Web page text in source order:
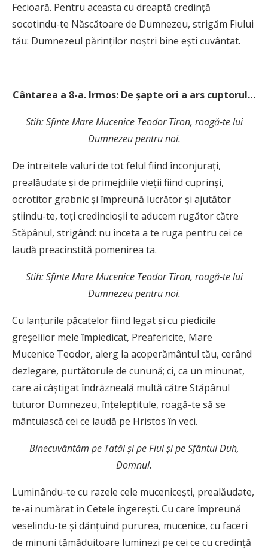
Fecioară. Pentru aceasta cu dreaptă credinţă
socotindu-te Născătoare de Dumnezeu, strigăm Fiului
tău: Dumnezeul părinţilor noştri bine eşti cuvântat.
Cântarea a 8-a. Irmos: De şapte ori a ars cuptorul…
Stih: Sfinte Mare Mucenice Teodor Tiron, roagă-te lui
Dumnezeu pentru noi.
De întreitele valuri de tot felul fiind înconjuraţi,
prealăudate şi de primejdiile vieţii fiind cuprinşi,
ocrotitor grabnic şi împreună lucrător şi ajutător
ştiindu-te, toţi credincioşii te aducem rugător către
Stăpânul, strigând: nu înceta a te ruga pentru cei ce
laudă preacinstită pomenirea ta.
Stih: Sfinte Mare Mucenice Teodor Tiron, roagă-te lui
Dumnezeu pentru noi.
Cu lanţurile păcatelor fiind legat şi cu piedicile
greşelilor mele împiedicat, Preafericite, Mare
Mucenice Teodor, alerg la acoperământul tău, cerând
dezlegare, purtătorule de cunună; ci, ca un minunat,
care ai câştigat îndrăzneală multă către Stăpânul
tuturor Dumnezeu, înţelepţitule, roagă-te să se
mântuiască cei ce laudă pe Hristos în veci.
Binecuvântăm pe Tatăl şi pe Fiul şi pe SfântulDuh,
Domnul.
Luminându-te cu razele cele muceniceşti, prealăudate,
te-ai numărat în Cetele îngereşti. Cu care împreună
veselindu-te şi dănţuind pururea, mucenice, cu faceri
de minuni tămăduitoare luminezi pe cei ce cu credinţă